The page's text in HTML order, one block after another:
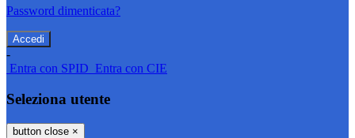
Password dimenticata?
-
Entra con SPID Entra con CIE
Seleziona utente
button close ×